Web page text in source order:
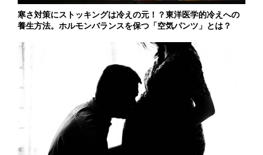
寒さ対策にストッキングは冷えの元！？東洋医学的冷えへの
養生方法。ホルモンバランスを保つ「空気パンツ」とは？